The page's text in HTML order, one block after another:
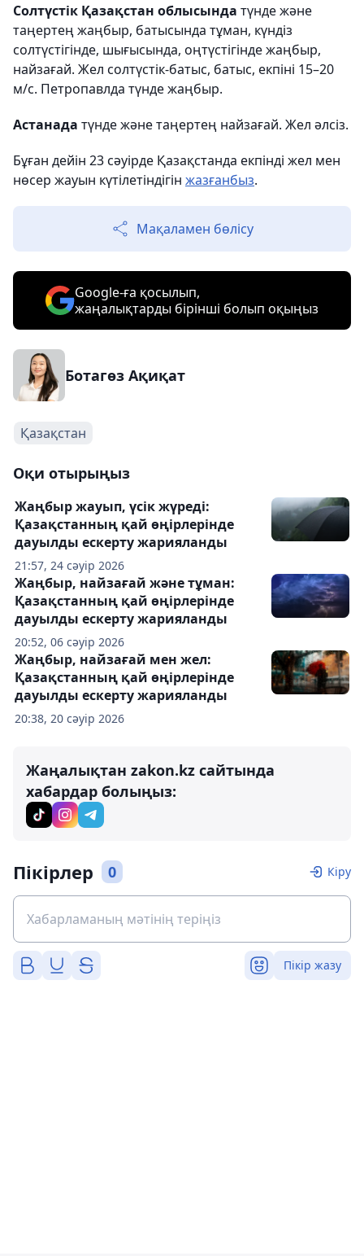
Солтүстік Қазақстан облысында түнде және
таңертең жаңбыр, батысында тұман, күндіз
солтүстігінде, шығысында, оңтүстігінде жаңбыр,
найзағай. Жел солтүстік-батыс, батыс, екпіні 15–20
м/с. Петропавлда түнде жаңбыр.
Астанада түнде және таңертең найзағай. Жел әлсіз.
Бұған дейін 23 сәуірде Қазақстанда екпінді жел мен
нөсер жауын күтілетіндігін жазғанбыз.
Мақаламен бөлісу
Google-ға қосылып,
жаңалықтарды бірінші болып оқыңыз
Ботагөз Ақиқат
Қазақстан
Оқи отырыңыз
21:57, 24 сәуір 2026
Жаңбыр жауып, үсік жүреді:
Қазақстанның қай өңірлерінде
дауылды ескерту жарияланды
20:52, 06 сәуір 2026
Жаңбыр, найзағай және тұман:
Қазақстанның қай өңірлерінде
дауылды ескерту жарияланды
20:38, 20 сәуір 2026
Жаңбыр, найзағай мен жел:
Қазақстанның қай өңірлерінде
дауылды ескерту жарияланды
Жаңалықтан zakon.kz сайтында
хабардар болыңыз:
Пікірлер 0 Кіру
Пікір жазу